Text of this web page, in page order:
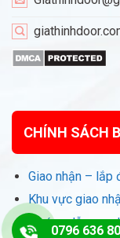
CHÍNH SÁCH
Giao nhận – lắp
Khu vực giao
Hướng dẫn mua
0796 636